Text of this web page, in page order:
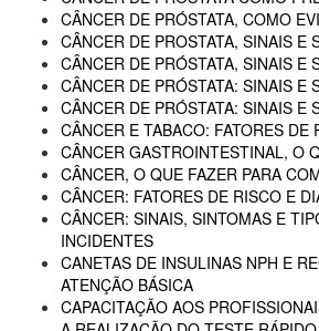
CÂNCER DE PRÓSTATA, COMO
CÂNCER DE PROSTATA, SINAIS E
CÂNCER DE PRÓSTATA, SINAIS E
CÂNCER DE PRÓSTATA: SINAIS E
CÂNCER DE PRÓSTATA: SINAIS E
CÂNCER E TABACO: FATORES DE
CÂNCER GASTROINTESTINAL, O
CÂNCER, O QUE FAZER PARA
CÂNCER: FATORES DE RISCO E
CÂNCER: SINAIS, SINTOMAS E
INCIDENTES
CANETAS DE INSULINAS NPH E
ATENÇÃO BÁSICA
CAPACITAÇÃO AOS